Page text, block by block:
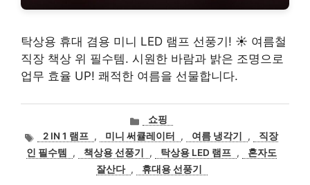
탁상용 휴대 겸용 미니 LED 램프 선풍기! ☀️ 여름철
직장 책상 위 필수템. 시원한 바람과 밝은 조명으로
업무 효율 UP! 쾌적한 여름을 선물합니다.
카
테
고
리
쇼핑
태
그
2 IN 1 램프 , 미니 써큘레이터 , 여름 냉각기 ,
직장
인 필수템
, 책상용 선풍기 , 탁상용 LED 램프 ,
혼자도
잘산다 , 휴대용 선풍기